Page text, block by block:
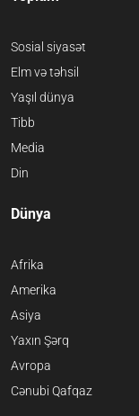
Sosial siyasət
Elm və təhsil
Yaşıl dünya
Tibb
Media
Din
Dünya
Afrika
Amerika
Asiya
Yaxın Şərq
Avropa
Cənubi Qafqaz